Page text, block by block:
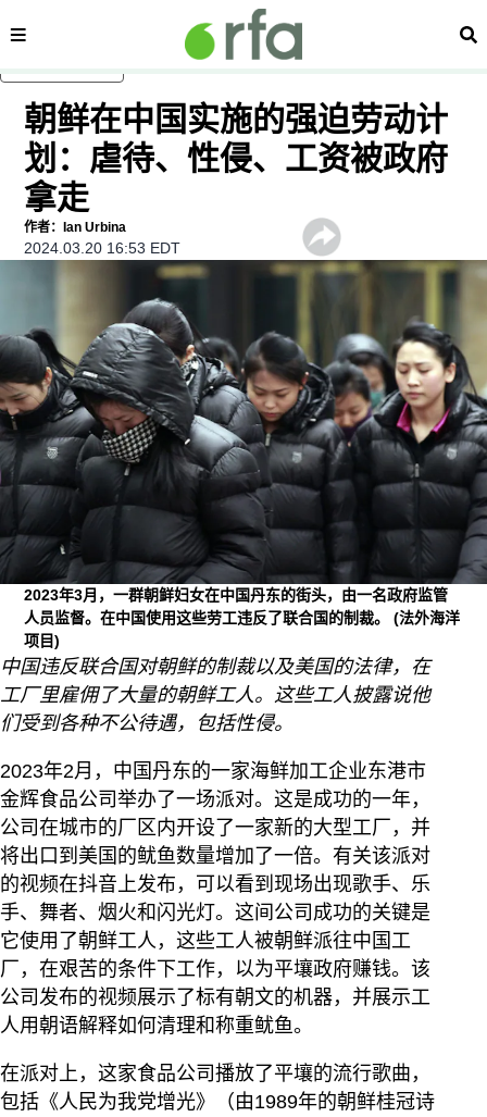
内容分类 搜
朝鲜在中国实施的强迫劳动计
划：虐待、性侵、工资被政府
拿走
作者：Ian Urbina
2024.03.20 16:53 EDT
2023年3月，一群朝鲜妇女在中国丹东的街头，由一名政府监管
人员监督。在中国使用这些劳工违反了联合国的制裁。(法外海洋
项目)
中国违反联合国对朝鲜的制裁以及美国的法律，在
工厂里雇佣了大量的朝鲜工人。这些工人披露说他
们受到各种不公待遇，包括性侵。
2023年2月，中国丹东的一家海鲜加工企业东港市
金辉食品公司举办了一场派对。这是成功的一年，
公司在城市的厂区内开设了一家新的大型工厂，并
将出口到美国的鱿鱼数量增加了一倍。有关该派对
的视频在抖音上发布，可以看到现场出现歌手、乐
手、舞者、烟火和闪光灯。这间公司成功的关键是
它使用了朝鲜工人，这些工人被朝鲜派往中国工
厂，在艰苦的条件下工作，以为平壤政府赚钱。该
公司发布的视频展示了标有朝文的机器，并展示工
人用朝语解释如何清理和称重鱿鱼。
在派对上，这家食品公司播放了平壤的流行歌曲，
包括《人民为我党增光》（由1989年的朝鲜桂冠诗